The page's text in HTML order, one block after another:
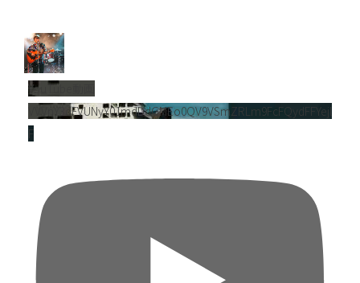
YouTube動画
VVVnY3dFVUNyY01mdDdGMEo0QV9VSmZRLm9FcFQydFFYejl
F